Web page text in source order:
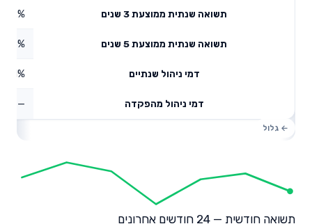
תשואה שנתית ממוצעת 3 שנים
תשואה שנתית ממוצעת 5 שנים
דמי ניהול שנתיים
דמי ניהול מהפקדה —
תשואה חודשית — 24 חודשים אחרונים